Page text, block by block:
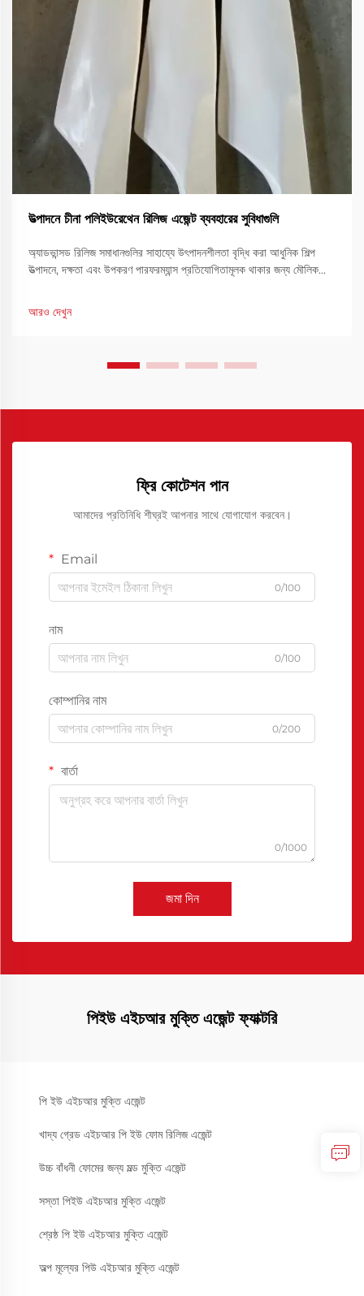
উত্পাদনে চীনা পলিইউরেথেন রিলিজ এজেন্ট ব্যবহারের সুবিধাগুলি
অ্যাডভান্সড রিলিজ সমাধানগুলির সাহায্যে উৎপাদনশীলতা বৃদ্ধি করা আধুনিক শিল্প
উত্পাদনে, দক্ষতা এবং উপকরণ পারফরম্যান্স প্রতিযোগিতামূলক থাকার জন্য মৌলিক
আরও দেখুন
ফ্রি কোটেশন পান
আমাদের প্রতিনিধি শীঘ্রই আপনার সাথে যোগাযোগ করবেন।
Email
0/100
নাম
0/100
কোম্পানির নাম
0/200
বার্তা
0/1000
জমা দিন
পিইউ এইচআর মুক্তি এজেন্ট ফ্যাক্টরি
পি ইউ এইচআর মুক্তি এজেন্ট
খাদ্য গ্রেড এইচআর পি ইউ ফোম রিলিজ এজেন্ট
উচ্চ বাঁধনী ফোমের জন্য মল্ড মুক্তি এজেন্ট
সস্তা পিইউ এইচআর মুক্তি এজেন্ট
শ্রেষ্ঠ পি ইউ এইচআর মুক্তি এজেন্ট
অল্প মূল্যের পিউ এইচআর মুক্তি এজেন্ট